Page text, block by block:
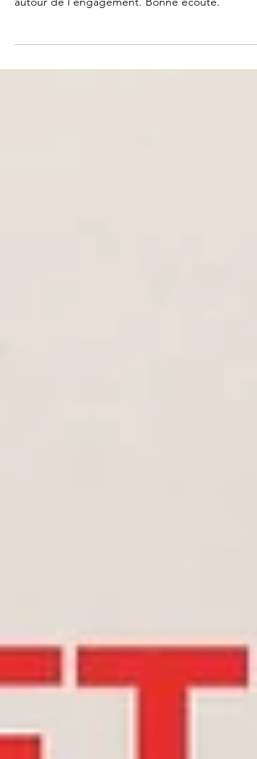
épisode. Suite de l'échange avec Justine Gruet